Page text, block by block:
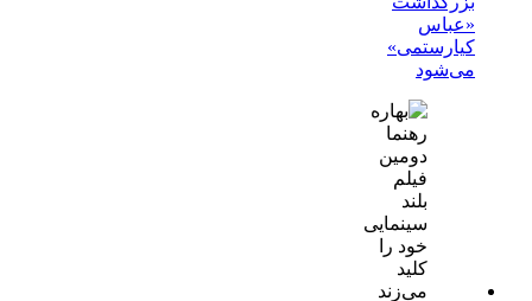
«عباس
کیارستمی»
می‌شود